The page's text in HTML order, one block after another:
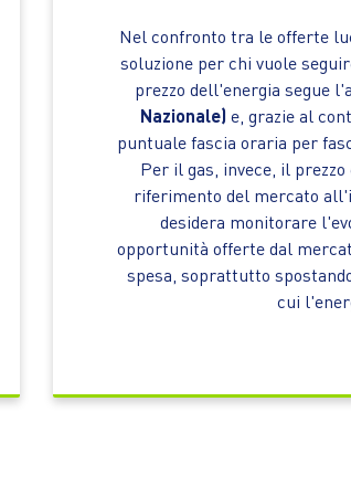
Nel confronto tra le offerte
soluzione per chi vuole
prezzo dell'energia segue
Nazionale) e, grazie al
puntuale fascia oraria per
Per il gas, invece, il
riferimento del mercato
desidera monitorare
opportunità offerte dal
spesa, soprattutto
cui